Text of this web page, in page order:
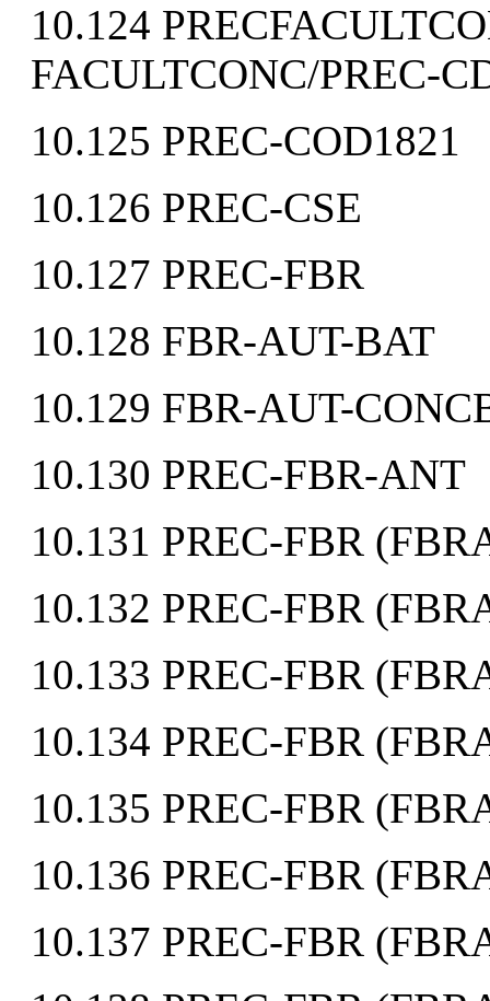
10.124
FACULTCONC/PREC-
10.125 PREC-COD1821
10.126 PREC-CSE
10.127 PREC-FBR
10.128 FBR-AUT-BAT
10.129 FBR-AUT-
10.130 PREC-FBR-ANT
10.131 PREC-FBR
10.132 PREC-FBR
10.133 PREC-FBR
10.134 PREC-FBR
10.135 PREC-FBR
10.136 PREC-FBR
10.137 PREC-FBR